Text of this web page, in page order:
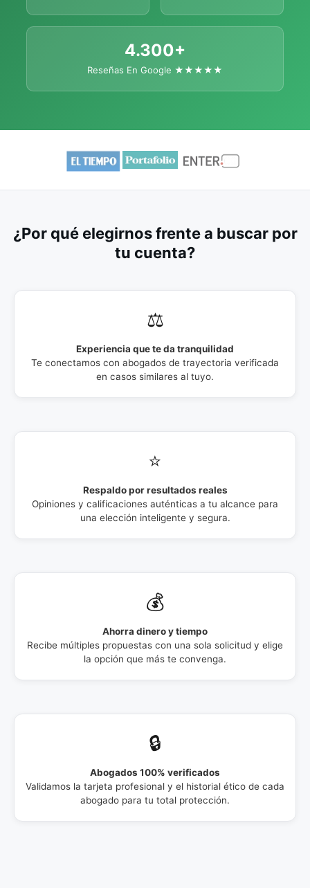
4.300+
Reseñas En Google ★★★★★
¿Por qué elegirnos frente a buscar por
tu cuenta?
⚖️
Experiencia que te da tranquilidad
Te conectamos con abogados de trayectoria verificada
en casos similares al tuyo.
⭐
Respaldo por resultados reales
Opiniones y calificaciones auténticas a tu alcance para
una elección inteligente y segura.
💰
Ahorra dinero y tiempo
Recibe múltiples propuestas con una sola solicitud y elige
la opción que más te convenga.
🔒
Abogados 100% verificados
Validamos la tarjeta profesional y el historial ético de cada
abogado para tu total protección.